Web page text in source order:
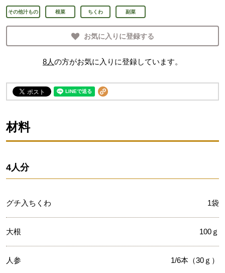
その他汁もの 根菜 ちくわ 副菜
お気に入りに登録する
8人の方がお気に入りに登録しています。
材料
4人分
グチ入ちくわ 1袋
大根 100ｇ
人参 1/6本（30ｇ）